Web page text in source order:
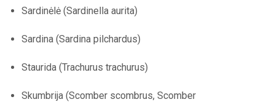
Sardinėlė (Sardinella aurita)
Sardina (Sardina pilchardus)
Staurida (Trachurus trachurus)
Skumbrija (Scomber scombrus, Scomber